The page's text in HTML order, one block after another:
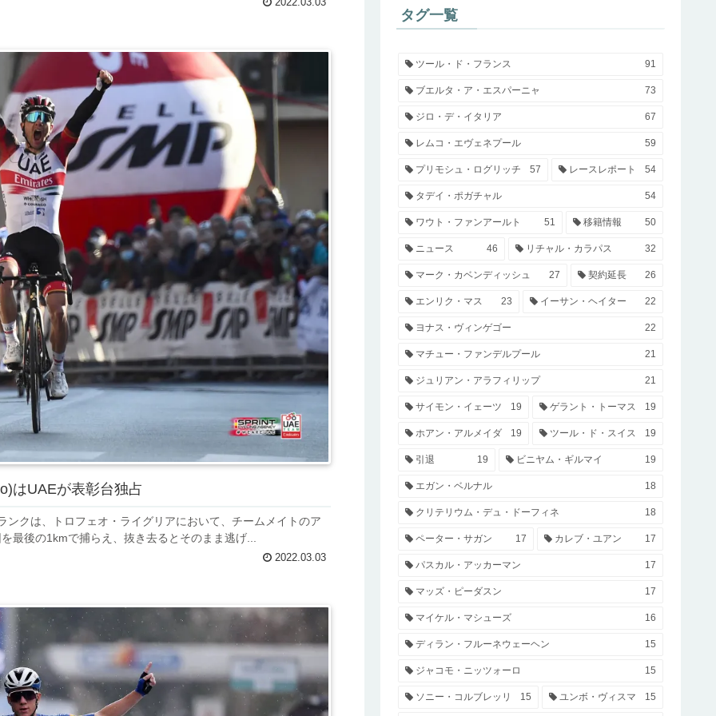
2022.03.03
はUAEが表彰台独占
クは、トロフェオ・ライグリアにおいて、チームメイトのア
最後の1kmで捕らえ、抜き去るとそのまま逃げ...
2022.03.03
タグ一覧
ツール・ド・フランス 91
ブエルタ・ア・エスパーニャ 73
ジロ・デ・イタリア 67
レムコ・エヴェネプール 59
プリモシュ・ログリッチ 57 レースレポート 54
タデイ・ポガチャル 54
ワウト・ファンアールト 51 移籍情報 50
ニュース 46 リチャル・カラパス 32
マーク・カベンディッシュ 27 契約延長 26
エンリク・マス 23 イーサン・ヘイター 22
ヨナス・ヴィンゲゴー 22
マチュー・ファンデルプール 21
ジュリアン・アラフィリップ 21
サイモン・イェーツ 19 ゲラント・トーマス 19
ホアン・アルメイダ 19 ツール・ド・スイス 19
引退 19 ビニヤム・ギルマイ 19
エガン・ベルナル 18
クリテリウム・デュ・ドーフィネ 18
ペーター・サガン 17 カレブ・ユアン 17
パスカル・アッカーマン 17
マッズ・ピーダスン 17
マイケル・マシューズ 16
ディラン・フルーネウェーヘン 15
ジャコモ・ニッツォーロ 15
ソニー・コルブレッリ 15 ユンボ・ヴィスマ 15